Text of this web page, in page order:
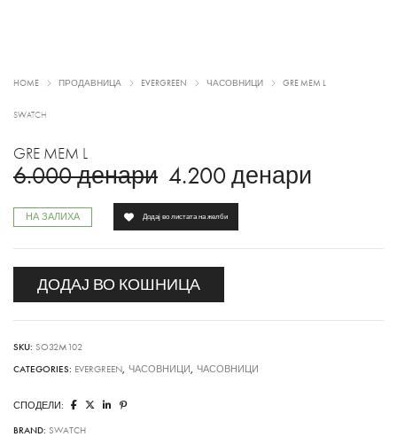
HOME ПРОДАВНИЦА EVERGREEN ЧАСОВНИЦИ GRE MEM L
SWATCH
GRE MEM L
6.000денари 4.200 денари
НА ЗАЛИХА
ДОДАЈ ВО КОШНИЦА
Додај во листата на желби
SKU: SO32M102
CATEGORIES: EVERGREEN, ЧАСОВНИЦИ, ЧАСОВНИЦИ
СПОДЕЛИ:
BRAND: SWATCH